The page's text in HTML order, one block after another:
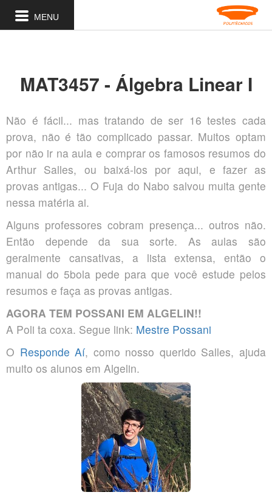
MENU
MAT3457 - Álgebra Linear I
Não é fácil... mas tratando de ser 16 testes cada
prova, não é tão complicado passar. Muitos optam
por não ir na aula e comprar os famosos resumos do
Arthur Salles, ou baixá-los por aqui, e fazer as
provas antigas... O Fuja do Nabo salvou muita gente
nessa matéria ai.
Alguns professores cobram presença... outros não.
Então depende da sua sorte. As aulas são
geralmente cansativas, a lista extensa, então o
manual do 5bola pede para que você estude pelos
resumos e faça as provas antigas.
AGORA TEM POSSANI EM ALGELIN!!
A Poli ta coxa. Segue link: Mestre Possani
O Responde Aí, como nosso querido Salles, ajuda
muito os alunos em Algelin.